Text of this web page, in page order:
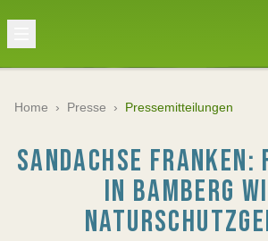
Home › Presse › Pressemitteilungen
SANDACHSE FRANKEN:
IN BAMBERG